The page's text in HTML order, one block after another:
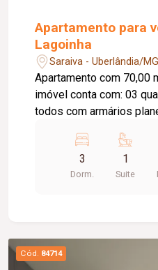
Apartamento para
Lagoinha
Saraiva - Uberlândia/MG
Apartamento com 70,00
imóvel conta com: 03
todos com armários
Banheiro social; Hall de
serviço com armários
garagem; O condomínio oferece: Portaria 24
planejados nos quartos,
de serviço; Ambientes
3
Dorm.
1
Suite
Cód. 84714